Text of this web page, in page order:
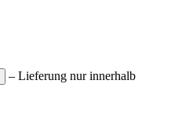
– Lieferung nur innerhalb